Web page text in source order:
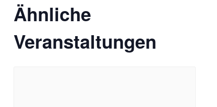
Ähnliche
Veranstaltungen